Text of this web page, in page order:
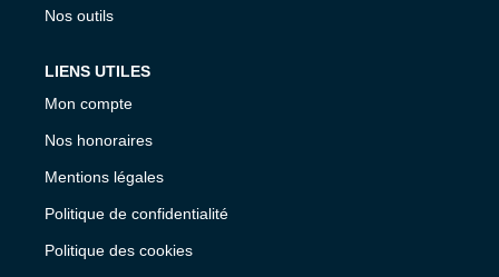
Nos outils
LIENS UTILES
Mon compte
Nos honoraires
Mentions légales
Politique de confidentialité
Politique des cookies